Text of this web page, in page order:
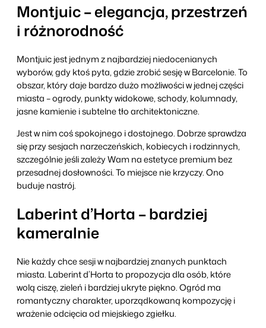
Montjuic – elegancja, przestrzeń
i różnorodność
Montjuic jest jednym z najbardziej niedocenianych
wyborów, gdy ktoś pyta, gdzie zrobić sesję w Barcelonie. To
obszar, który daje bardzo dużo możliwości w jednej części
miasta – ogrody, punkty widokowe, schody, kolumnady,
jasne kamienie i subtelne tło architektoniczne.
Jest w nim coś spokojnego i dostojnego. Dobrze sprawdza
się przy sesjach narzeczeńskich, kobiecych i rodzinnych,
szczególnie jeśli zależy Wam na estetyce premium bez
przesadnej dosłowności. To miejsce nie krzyczy. Ono
buduje nastrój.
Laberint d’Horta – bardziej
kameralnie
Nie każdy chce sesji w najbardziej znanych punktach
miasta. Laberint d’Horta to propozycja dla osób, które
wolą ciszę, zieleń i bardziej ukryte piękno. Ogród ma
romantyczny charakter, uporządkowaną kompozycję i
wrażenie odcięcia od miejskiego zgiełku.